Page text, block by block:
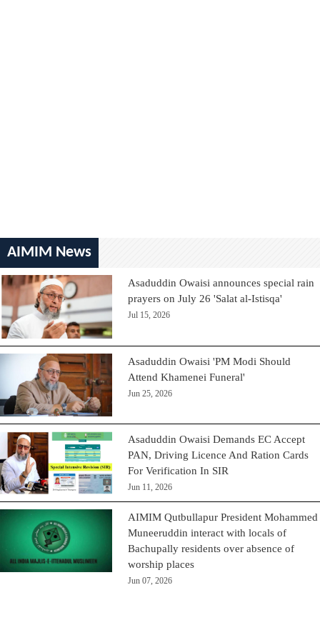
AIMIM News
Asaduddin Owaisi announces special rain
prayers on July 26 'Salat al-Istisqa'
Jul 15, 2026
Asaduddin Owaisi 'PM Modi Should
Attend Khamenei Funeral'
Jun 25, 2026
Asaduddin Owaisi Demands EC Accept
PAN, Driving Licence And Ration Cards
For Verification In SIR
Jun 11, 2026
AIMIM Qutbullapur President Mohammed
Muneeruddin interact with locals of
Bachupally residents over absence of
worship places
Jun 07, 2026